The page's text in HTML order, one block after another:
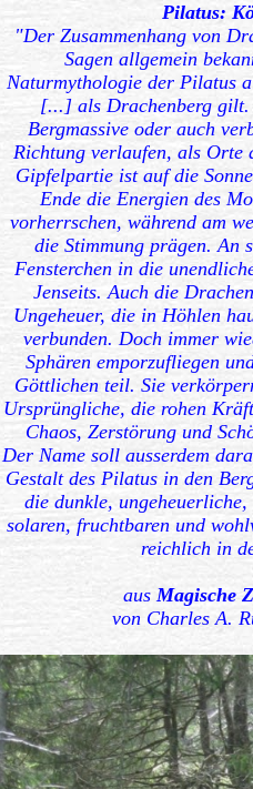
Pilatus:
"Der Zusammenhang von
Sagen allgemein
Naturmythologie der Pilatus
[...] als Drachenberg
Bergmassive oder auch
Richtung verlaufen, als
Gipfelpartie ist auf die
Ende die Energien des
vorherrschen, während am
die Stimmung prägen. An
Fensterchen in die
Jenseits. Auch die
Ungeheuer, die in Höhlen
verbunden. Doch immer
Sphären emporzufliegen
Göttlichen teil. Sie
Ursprüngliche, die rohen
Chaos, Zerstörung und
Der Name soll ausserdem
Gestalt des Pilatus in den
die dunkle,
solaren, fruchtbaren und
reichlich in
ausMagische
von Charles